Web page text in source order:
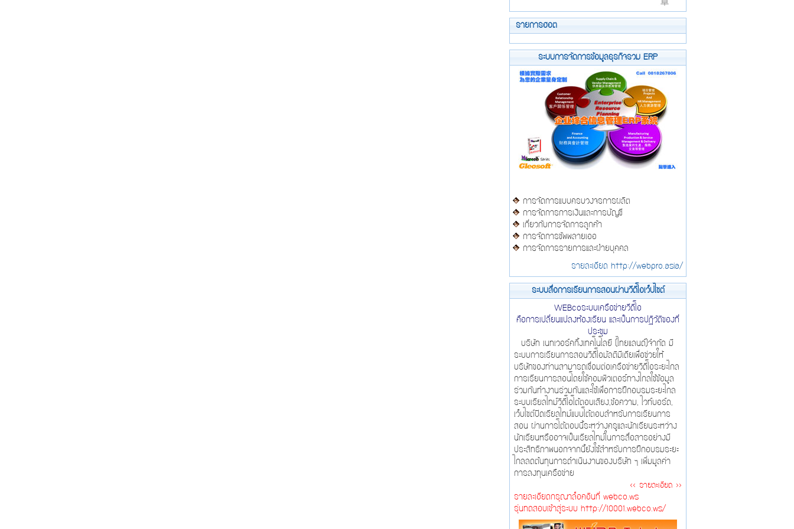
รายการฮอต
ระบบการจัดการข้อมูลธุรกิจรวม ERP
การจัดการแบบครบวงจรการผลิต
การจัดการการเงินและการบัญชี
เกี่ยวกับการจัดการลูกค้า
การจัดการซัพพลายเออ
การจัดการรายการและฝ่ายบุคคล
รายละเอียด http://webpro.asia/
ระบบสื่อการเรียนการสอนผ่านวีดีโอเว็ปไซต์
WEBcoระบบเครือข่ายวีดีโอ
คือการเปลี่ยนแปลงห้องเรียน และเป็นการปฏิวัติของที่
ประชุม
บริษัท เนทเวอร์คกิ้งเทคโนโลยี (ไทยแลนด์)จำกัด มี
ระบบการเรียนการสอนวิดีโอมัลติมีเดียเพื่อช่วยให้
บริษัทของท่านสามารถเชื่อมต่อเครือข่ายวิดีโอระยะไกล
การเรียนการสอนโดยใช้คอมพิวเตอร์ทางไกลใช้ข้อมูล
ร่วมกันทำงานร่วมกันและใช้เพื่อการฝึกอบรมระยะไกล
ระบบเรียลไทม์วิดีโอโต้ตอบเสียง,ข้อความ, ไวท์บอร์ด,
เว็บไซต์ปิดเรียลไทม์แบบโต้ตอบสำหรับการเรียนการ
สอน ผ่านการโต้ตอบนี้ระหว่างครูและนักเรียนระหว่าง
นักเรียนหรืออาจเป็นเรียลไทม์ในการสื่อสารอย่างมี
ประสิทธิภาพนอกจากนี้ยังใช้สำหรับการฝึกอบรมระยะ
ไกลลดต้นทุนการดำเนินงานของบริษัท ฯ เพิ่มมูลค่า
การลงทุนเครือข่าย
<< รายละเอียด >>
รายละเอียดกรุณาล็อคอินที่ webco.ws
รุ่นทดสอบเข้าสู่ระบบ http://10001.webco.ws/